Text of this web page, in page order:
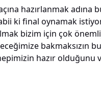
hazırlanmak
ki final oynamak
bizim için çok
bakmaksızın
hazır olduğunu